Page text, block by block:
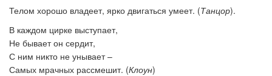
Телом хорошо владеет, ярко двигаться умеет. (Танцор).
В каждом цирке выступает,
Не бывает он сердит,
С ним никто не унывает –
Самых мрачных рассмешит. (Клоун)